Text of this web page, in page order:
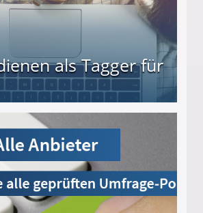
als Tagger für